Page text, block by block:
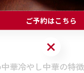
らではのまろやかな
夫が、冷やし中華を
華冷やし中華の特徴
ご予約はこちら
ご予約はこちら